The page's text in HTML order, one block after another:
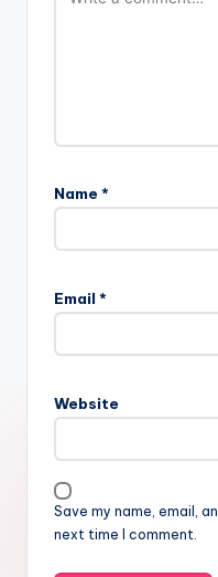
Name *
Email *
Website
Save my name, email,
next time I comment.